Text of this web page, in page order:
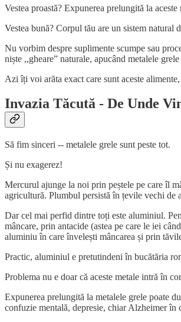
Vestea proastă? Expunerea prelungită la
Vestea bună? Corpul tău are un sistem natural
Nu vorbim despre suplimente scumpe sau
niște ,,gheare” naturale, apucând metalele
Azi îți voi arăta exact care sunt aceste
Invazia Tăcută - De Unde
Să fim sinceri -- metalele grele sunt peste tot.
Și nu exagerez!
Mercurul ajunge la noi prin peștele pe care îl
agricultură. Plumbul persistă în țevile vechi de
Dar cel mai perfid dintre toți este aluminiul.
mâncare, prin antacide (astea pe care le iei
aluminiu în care învelești mâncarea și prin
Practic, aluminiul e pretutindeni în bucătăria
Problema nu e doar că aceste metale intră în
Expunerea prelungită la metalele grele poate
confuzie mentală, depresie, chiar Alzheimer în